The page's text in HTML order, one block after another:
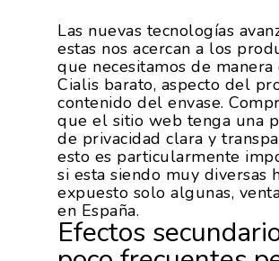
Las nuevas tecnologías
estas nos acercan a los
que necesitamos de manera
Cialis barato, aspecto del
contenido del envase.
que el sitio web tenga una
de privacidad clara y
esto es particularmente
si esta siendo muy diversas
expuesto solo algunas,
en España.
Efectos